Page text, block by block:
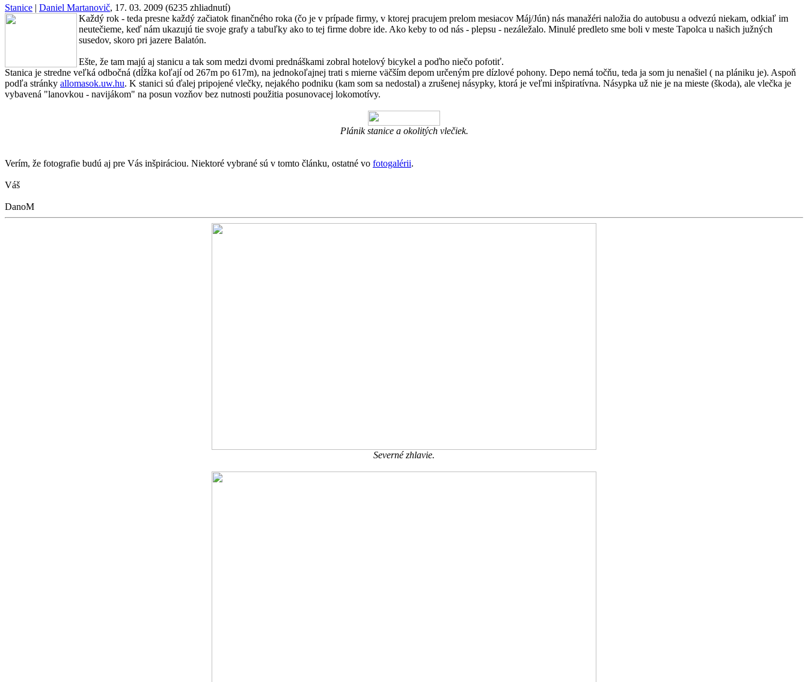
Stanice | Daniel Martanovič, 17. 03. 2009 (6235 zhliadnutí)
Každý rok - teda presne každý začiatok finančného roka (čo je v prípade firmy, v ktorej pracujem prelom mesiacov Máj/Jún) nás manažéri naložia do autobusu a odvezú niekam, odkiaľ im
neutečieme, keď nám ukazujú tie svoje grafy a tabuľky ako to tej firme dobre ide. Ako keby to od nás - plepsu - nezáležalo. Minulé predleto sme boli v meste Tapolca u našich južných
susedov, skoro pri jazere Balatón.
Ešte, že tam majú aj stanicu a tak som medzi dvomi prednáškami zobral hotelový bicykel a poďho niečo pofotiť.
Stanica je stredne veľká odbočná (dĺžka koľají od 267m po 617m), na jednokoľajnej trati s mierne väčším depom určeným pre dízlové pohony. Depo nemá točňu, teda ja som ju nenašiel ( na plániku je). Aspoň
podľa stránky allomasok.uw.hu. K stanici sú ďalej pripojené vlečky, nejakého podniku (kam som sa nedostal) a zrušenej násypky, ktorá je veľmi inšpiratívna. Násypka už nie je na mieste (škoda), ale vlečka je
vybavená "lanovkou - navijákom" na posun vozňov bez nutnosti použitia posunovacej lokomotívy.
Plánik stanice a okolitých vlečiek.
Verím, že fotografie budú aj pre Vás inšpiráciou. Niektoré vybrané sú v tomto článku, ostatné vo fotogalérii.
Váš
DanoM
Severné zhlavie.